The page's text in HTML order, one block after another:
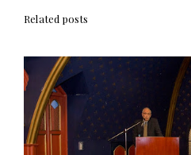
Related posts